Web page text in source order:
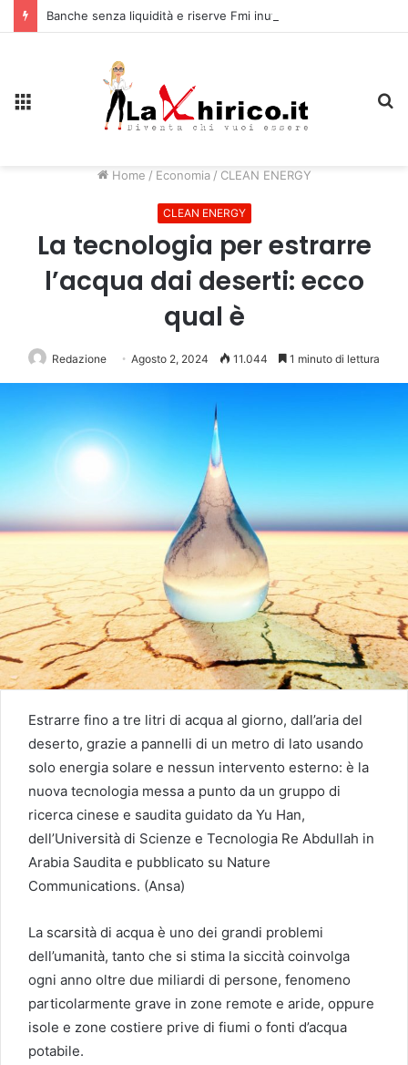
Home / Economia / CLEAN ENERGY
CLEAN ENERGY
La tecnologia per estrarre
l’acqua dai deserti: ecco
qual è
Redazione Agosto 2, 2024 11.044 1 minuto di lettura
Estrarre fino a tre litri di acqua al giorno, dall’aria del
deserto, grazie a pannelli di un metro di lato usando
solo energia solare e nessun intervento esterno: è la
nuova tecnologia messa a punto da un gruppo di
ricerca cinese e saudita guidato da Yu Han,
dell’Università di Scienze e Tecnologia Re Abdullah in
Arabia Saudita e pubblicato su Nature
Communications. (Ansa)
La scarsità di acqua è uno dei grandi problemi
dell’umanità, tanto che si stima la siccità coinvolga
ogni anno oltre due miliardi di persone, fenomeno
particolarmente grave in zone remote e aride, oppure
isole e zone costiere prive di fiumi o fonti d’acqua
potabile.